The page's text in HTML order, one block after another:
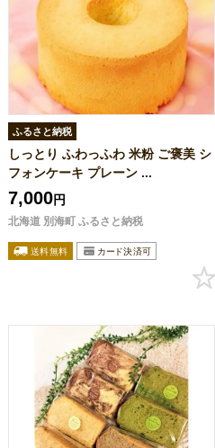
ふるさと納税
しっとり ふわっふわ 米粉 ご褒美 シ
フォンケーキ プレーン ...
7,000円
北海道 別海町 ふるさと納税